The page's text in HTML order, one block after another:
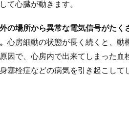
て心臓が動きます。
の場所から異常な電気信号がたく
心房細動の状態が長く続くと、動
因で、心房内で出来てしまった血
塞栓症などの病気を引き起こして